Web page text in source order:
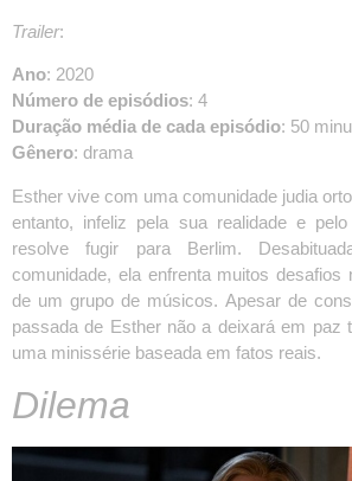
Trailer:
Ano: 2020
Número de episódios: 4
Duração média de cada episódio: 50
Gênero: drama
Esther vive com uma comunidade judia
entanto, infeliz pela sua realidade e
resolve fugir para Berlim.
comunidade, ela enfrenta muitos desafios
de um grupo de músicos. Apesar de
passada de Esther não a deixará em paz
uma minissérie baseada em fatos reais.
Dilema